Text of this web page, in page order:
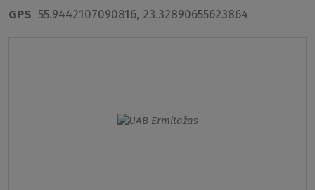
GPS 55.9442107090816, 23.32890655623864